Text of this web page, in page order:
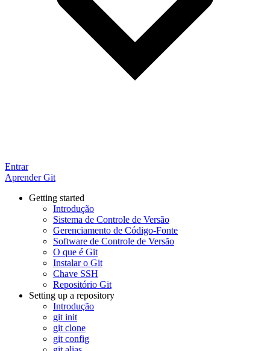
Entrar
Aprender Git
Getting started
Introdução
Sistema de Controle de Versão
Gerenciamento de Código-Fonte
Software de Controle de Versão
O que é Git
Instalar o Git
Chave SSH
Repositório Git
Setting up a repository
Introdução
git init
git clone
git config